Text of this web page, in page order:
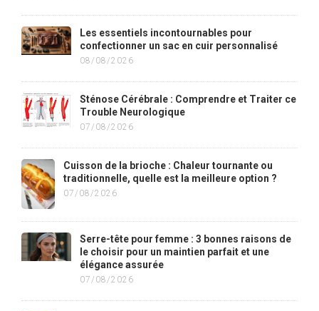
Les essentiels incontournables pour
confectionner un sac en cuir personnalisé
08/08/2026
Sténose Cérébrale : Comprendre et Traiter ce
Trouble Neurologique
07/08/2026
Cuisson de la brioche : Chaleur tournante ou
traditionnelle, quelle est la meilleure option ?
07/08/2026
Serre-tête pour femme : 3 bonnes raisons de
le choisir pour un maintien parfait et une
élégance assurée
07/08/2026